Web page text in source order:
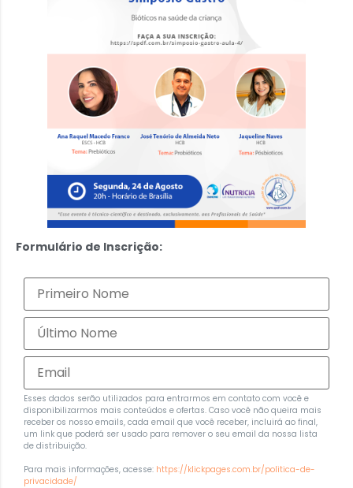
Formulário de Inscrição:
Esses dados serão utilizados para entrarmos em contato com você e
disponibilizarmos mais conteúdos e ofertas. Caso você não queira mais
receber os nosso emails, cada email que você receber, incluirá ao final,
um link que poderá ser usado para remover o seu email da nossa lista
de distribuição.
Para mais informações, acesse: https://klickpages.com.br/politica-de-
privacidade/